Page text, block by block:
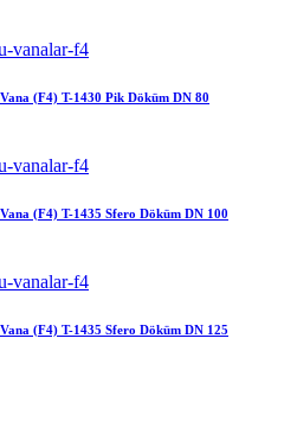
(F4) T-1430 Pik Döküm DN 80
(F4) T-1435 Sfero Döküm DN 100
(F4) T-1435 Sfero Döküm DN 125